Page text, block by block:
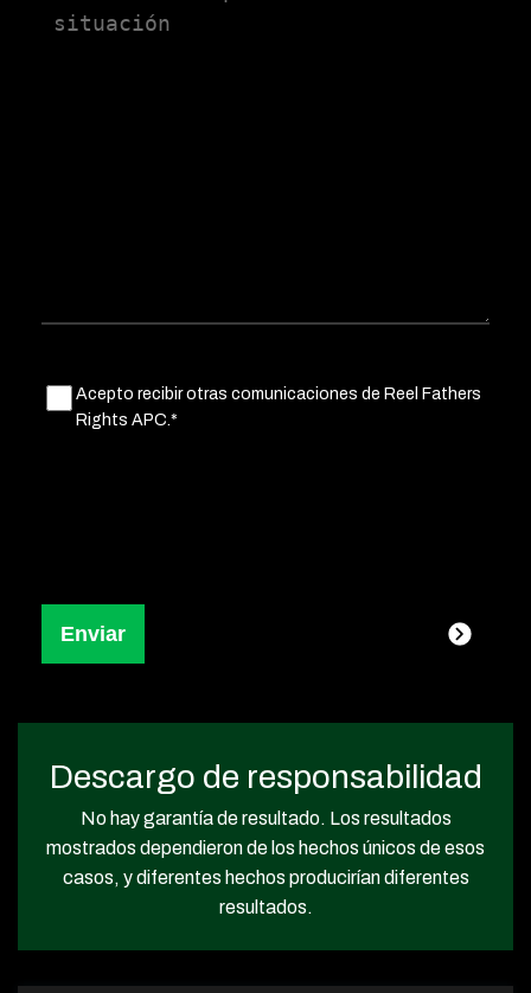
Untitled(Obligatorio)
Acepto recibir otras comunicaciones de Reel Fathers
Rights APC.*
Descargo de responsabilidad
No hay garantía de resultado. Los resultados
mostrados dependieron de los hechos únicos de esos
casos, y diferentes hechos producirían diferentes
resultados.